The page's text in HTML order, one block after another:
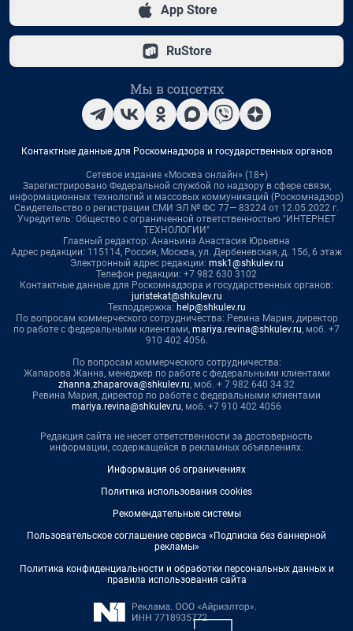
App Store
RuStore
Мы в соцсетях
Контактные данные для Роскомнадзора и государственных органов
Сетевое издание «Москва онлайн» (18+)
Зарегистрировано Федеральной службой по надзору в сфере связи,
информационных технологий и массовых коммуникаций (Роскомнадзор)
Свидетельство о регистрации СМИ ЭЛ № ФС 77— 83224 от 12.05.2022 г.
Учредитель: Общество с ограниченной ответственностью "ИНТЕРНЕТ
ТЕХНОЛОГИИ"
Главный редактор: Ананьина Анастасия Юрьевна
Адрес редакции: 115114, Россия, Москва, ул. Дербеневская, д. 15б, 6 этаж
Электронный адрес редакции: msk1@shkulev.ru
Телефон редакции: +7 982 630 3102
Контактные данные для Роскомнадзора и государственных органов:
juristekat@shkulev.ru
Техподдержка: help@shkulev.ru
По вопросам коммерческого сотрудничества: Ревина Мария, директор
по работе с федеральными клиентами, mariya.revina@shkulev.ru, моб. +7
910 402 4056.
По вопросам коммерческого сотрудничества:
Жапарова Жанна, менеджер по работе с федеральными клиентами
zhanna.zhaparova@shkulev.ru, моб. + 7 982 640 34 32
Ревина Мария, директор по работе с федеральными клиентами
mariya.revina@shkulev.ru, моб. +7 910 402 4056
Редакция сайта не несет ответственности за достоверность
информации, содержащейся в рекламных объявлениях.
Информация об ограничениях
Политика использования cookies
Рекомендательные системы
Пользовательское соглашение сервиса «Подписка без баннерной
рекламы»
Политика конфиденциальности и обработки персональных данных и
правила использования сайта